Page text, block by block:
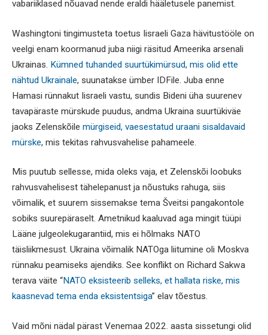
vabariiklased nõuavad nende eraldi hääletusele panemist.
Washingtoni tingimusteta toetus Iisraeli Gaza hävitustööle on
veelgi enam koormanud juba niigi räsitud Ameerika arsenali
Ukrainas. Kümned tuhanded suurtükimürsud, mis olid ette
nähtud Ukrainale, suunatakse ümber IDFile. Juba enne
Hamasi rünnakut Iisraeli vastu, sundis Bideni üha suurenev
tavapäraste mürskude puudus, andma Ukraina suurtükiväe
jaoks Zelenskõile mürgiseid, vaesestatud uraani sisaldavaid
mürske, mis tekitas rahvusvahelise pahameele.
Mis puutub sellesse, mida oleks vaja, et Zelenskõi loobuks
rahvusvahelisest tähelepanust ja nõustuks rahuga, siis
võimalik, et suurem sissemakse tema Šveitsi pangakontole
sobiks suurepäraselt. Ametnikud kaaluvad aga mingit tüüpi
Lääne julgeolekugarantiid, mis ei hõlmaks NATO
täisliikmesust. Ukraina võimalik NATOga liitumine oli Moskva
rünnaku peamiseks ajendiks. See konflikt on Richard Sakwa
terava väite “NATO eksisteerib selleks, et hallata riske, mis
kaasnevad tema enda eksistentsiga” elav tõestus.
Vaid mõni nädal pärast Venemaa 2022. aasta sissetungi olid